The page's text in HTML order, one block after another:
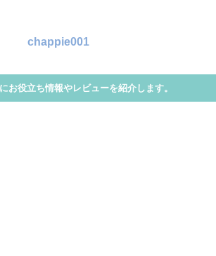
chappie001
お役立ち情報やレビューを紹介します。